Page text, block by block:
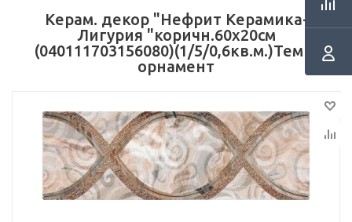
Керам. декор "Нефрит Керамика-
Лигурия "коричн.60х20см
(040111703156080)(1/5/0,6кв.м.)Темн.
орнамент